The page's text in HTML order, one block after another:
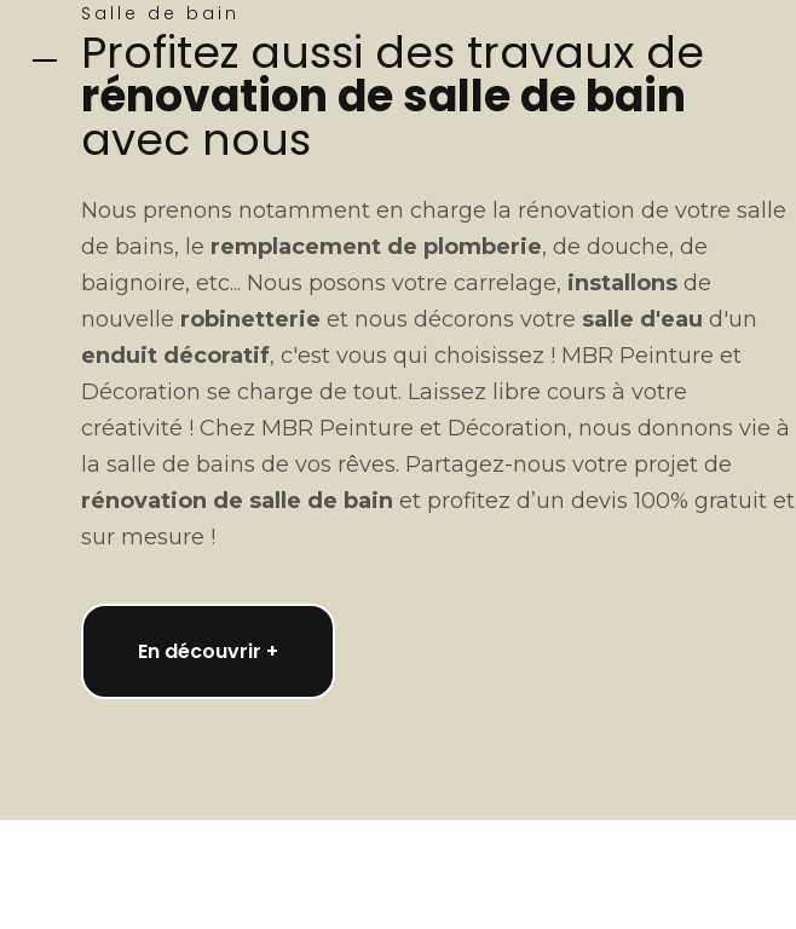
Salle de bain
Profitez aussi des travaux de
rénovation de salle de bain
avec nous
Nous prenons notamment en charge la rénovation de votre salle
de bains, le remplacement de plomberie, de douche, de
baignoire, etc... Nous posons votre carrelage, installons de
nouvelle robinetterie et nous décorons votre salle d'eau d'un
enduit décoratif, c'est vous qui choisissez ! MBR Peinture et
Décoration se charge de tout. Laissez libre cours à votre
créativité ! Chez MBR Peinture et Décoration, nous donnons vie à
la salle de bains de vos rêves. Partagez-nous votre projet de
rénovation de salle de bain et profitez d’un devis 100% gratuit et
sur mesure !
En découvrir +